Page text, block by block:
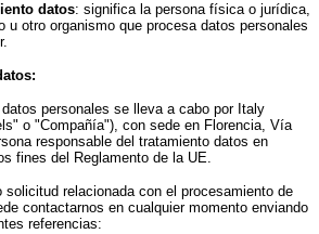
datos: significa la persona física o jurídica,
u otro organismo que procesa datos personales
personales se lleva a cabo por Italy
o "Compañía"), con sede en Florencia, Vía
responsable del tratamiento datos en
fines del Reglamento de la UE.
solicitud relacionada con el procesamiento de
contactarnos en cualquier momento enviando
referencias: